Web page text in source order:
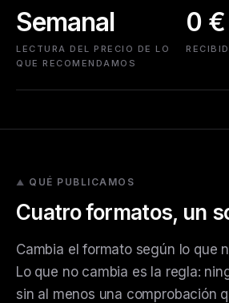
Semanal
LECTURA DEL PRECIO DE LO
QUE RECOMENDAMOS
0 €
QUÉ PUBLICAMOS
Cuatro formatos, un
Cambia el formato según lo que
Lo que no cambia es la regla:
sin al menos una comprobación